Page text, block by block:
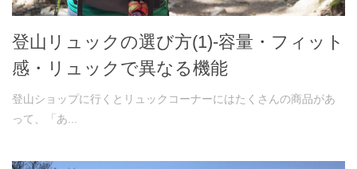
登山リュックの選び方(1)-容量・フィット
感・リュックで異なる機能
登山ショップに行くとリュックコーナーにはたくさんの商品があ
って、「あ...